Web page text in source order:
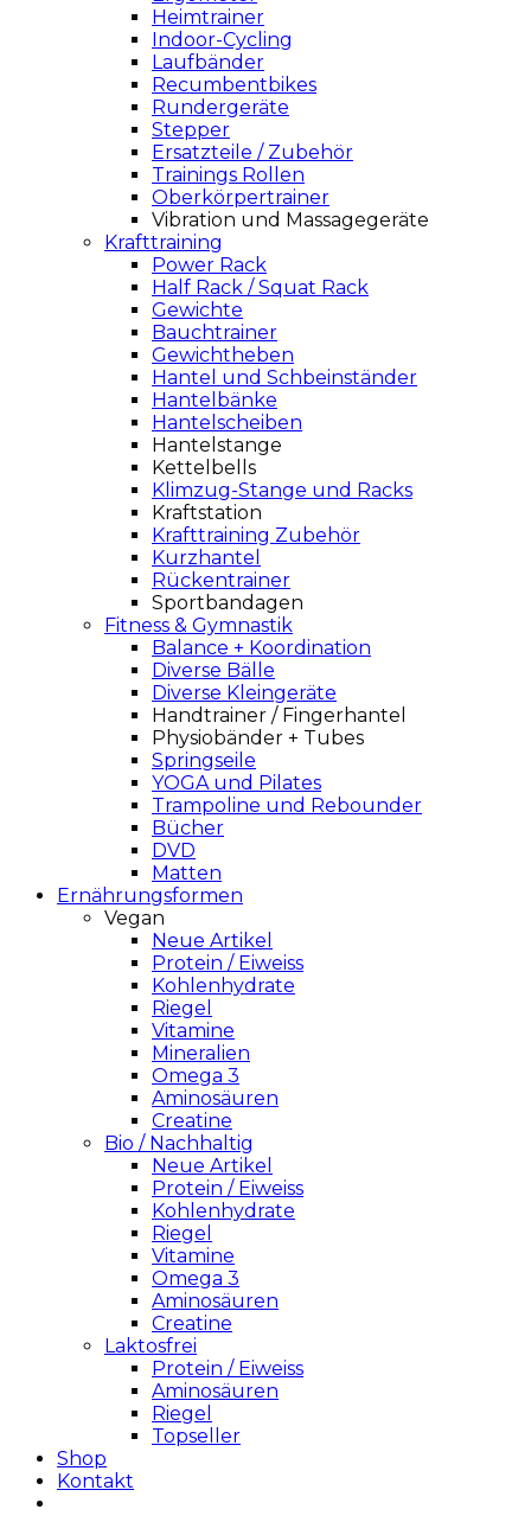
Heimtrainer
Indoor-Cycling
Laufbänder
Recumbentbikes
Rundergeräte
Stepper
Ersatzteile / Zubehör
Trainings Rollen
Oberkörpertrainer
Vibration und Massagegeräte
Krafttraining
Power Rack
Half Rack / Squat Rack
Gewichte
Bauchtrainer
Gewichtheben
Hantel und Schbeinständer
Hantelbänke
Hantelscheiben
Hantelstange
Kettelbells
Klimzug-Stange und Racks
Kraftstation
Krafttraining Zubehör
Kurzhantel
Rückentrainer
Sportbandagen
Fitness & Gymnastik
Balance + Koordination
Diverse Bälle
Diverse Kleingeräte
Handtrainer / Fingerhantel
Physiobänder + Tubes
Springseile
YOGA und Pilates
Trampoline und Rebounder
Bücher
DVD
Matten
Ernährungsformen
Vegan
Neue Artikel
Protein / Eiweiss
Kohlenhydrate
Riegel
Vitamine
Mineralien
Omega 3
Aminosäuren
Creatine
Bio / Nachhaltig
Neue Artikel
Protein / Eiweiss
Kohlenhydrate
Riegel
Vitamine
Omega 3
Aminosäuren
Creatine
Laktosfrei
Protein / Eiweiss
Aminosäuren
Riegel
Topseller
Shop
Kontakt